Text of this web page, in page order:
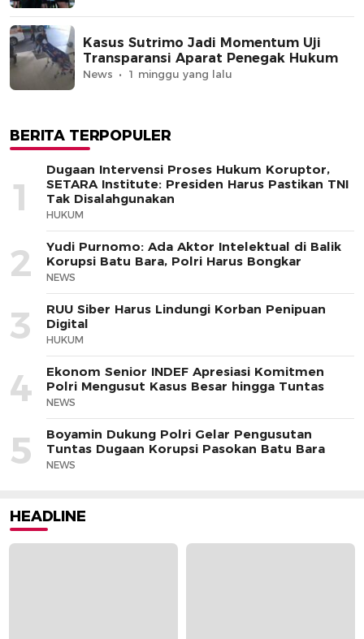
Kasus Sutrimo Jadi Momentum Uji
Transparansi Aparat Penegak Hukum
News 1 minggu yang lalu
BERITA TERPOPULER
1
Dugaan Intervensi Proses Hukum Koruptor,
SETARA Institute: Presiden Harus Pastikan TNI
Tak Disalahgunakan
HUKUM
2
Yudi Purnomo: Ada Aktor Intelektual di Balik
Korupsi Batu Bara, Polri Harus Bongkar
NEWS
3
RUU Siber Harus Lindungi Korban Penipuan
Digital
HUKUM
4
Ekonom Senior INDEF Apresiasi Komitmen
Polri Mengusut Kasus Besar hingga Tuntas
NEWS
5
Boyamin Dukung Polri Gelar Pengusutan
Tuntas Dugaan Korupsi Pasokan Batu Bara
NEWS
HEADLINE